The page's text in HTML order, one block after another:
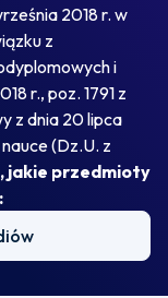
2018 r. w
z
i
r., poz. 1791 z
z dnia 20 lipca
(Dz.U. z
jakie przedmioty